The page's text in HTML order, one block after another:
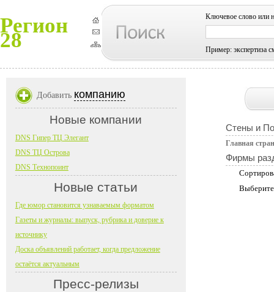
Регион
28
Ключевое слово или
Пример: экспертиза
Стены и
Главная
Фирмы
Добавить компанию
Новые компании
DNS Гипер ТЦ Элегант
DNS ТЦ Острова
DNS Технопоинт
Новые статьи
Где юмор становится узнаваемым форматом
Газеты и журналы: выпуск, рубрика и доверие к
источнику
Доска объявлений работает, когда предложение
остаётся актуальным
Пресс-релизы